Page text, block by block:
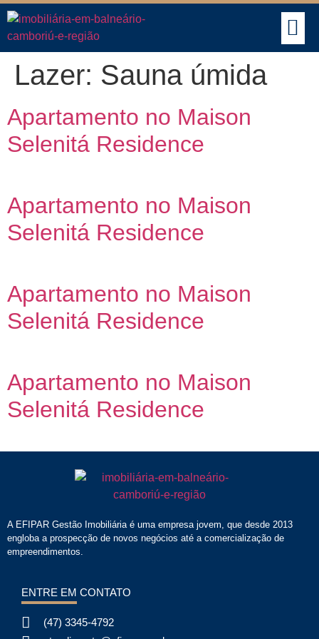
Lazer: Sauna úmida
Apartamento no Maison
Selenitá Residence
Apartamento no Maison
Selenitá Residence
Apartamento no Maison
Selenitá Residence
Apartamento no Maison
Selenitá Residence
A EFIPAR Gestão Imobiliária é uma empresa jovem, que desde 2013
engloba a prospecção de novos negócios até a comercialização de
empreendimentos.
ENTRE EM CONTATO
(47) 3345-4792